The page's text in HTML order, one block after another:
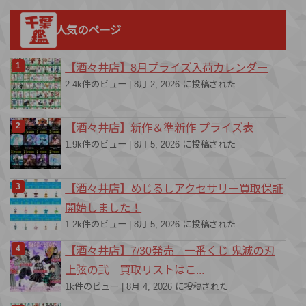
ゴ
人気のページ
【酒々井店】8月プライズ入荷カレンダー
2.4k件のビュー |8月 2, 2026 に投稿された
【酒々井店】新作＆準新作 プライズ表
1.9k件のビュー |8月 5, 2026 に投稿された
【酒々井店】めじるしアクセサリー買取保証
開始しました！
1.2k件のビュー |8月 5, 2026 に投稿された
【酒々井店】7/30発売 一番くじ 鬼滅の刃
上弦の弐 買取リストはこ...
1k件のビュー |8月 4, 2026 に投稿された